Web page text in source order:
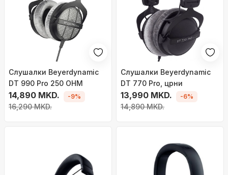
Слушалки Beyerdynamic
DT 990 Pro 250 OHM
14,890 MKD.
16,290 MKD.
-9%
Слушалки Beyerdynamic
DT 770 Pro, црни
13,990 MKD.
14,890 MKD.
-6%